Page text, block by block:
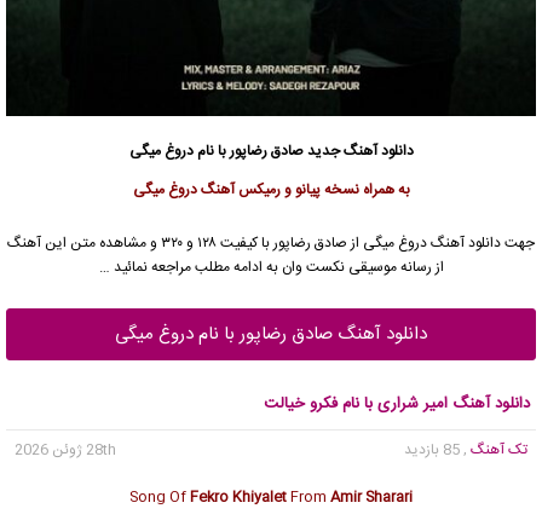
دانلود آهنگ جدیدصادق رضاپور با نام دروغ میگی
به همراه نسخه پیانو و رمیکس آهنگ دروغ میگی
جهت دانلود آهنگ دروغ میگی از صادق رضاپور با کیفیت ۱۲۸ و ۳۲۰ و مشاهده متن این آهنگ
از رسانه موسیقی نکست وان به ادامه مطلب مراجعه نمائید …
دانلود آهنگ صادق رضاپور با نام دروغ میگی
دانلود آهنگ امیر شراری با نام فکرو خیالت
تک آهنگ , 85 بازدید
28th ژوئن 2026
Song OfFekro KhiyaletFrom Amir Sharari